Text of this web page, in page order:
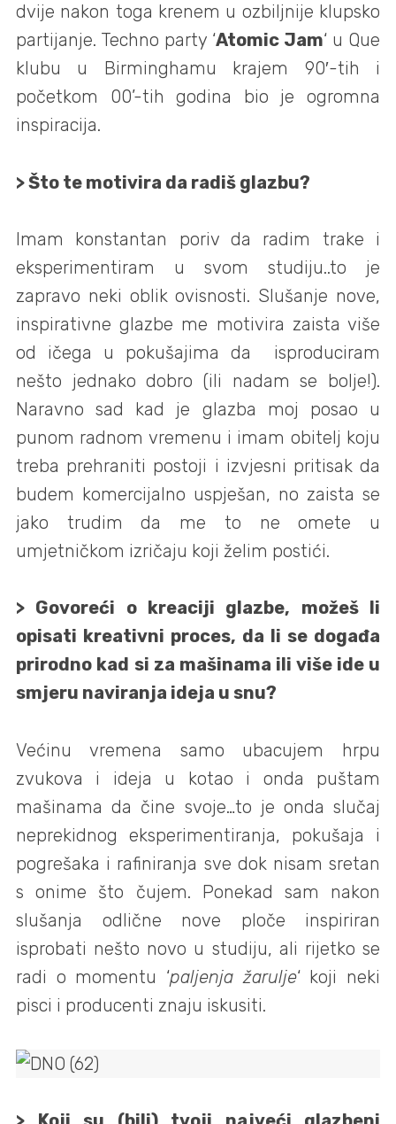
dvije nakon toga krenem u ozbiljnije klupsko
partijanje. Techno party ‘Atomic Jam‘ u Que
klubu u Birminghamu krajem 90′-tih i
početkom 00’-tih godina bio je ogromna
inspiracija.
> Što te motivira da radiš glazbu?
Imam konstantan poriv da radim trake i
eksperimentiram u svom studiju..to je
zapravo neki oblik ovisnosti. Slušanje nove,
inspirativne glazbe me motivira zaista više
od ičega u pokušajima da isproduciram
nešto jednako dobro (ili nadam se bolje!).
Naravno sad kad je glazba moj posao u
punom radnom vremenu i imam obitelj koju
treba prehraniti postoji i izvjesni pritisak da
budem komercijalno uspješan, no zaista se
jako trudim da me to ne omete u
umjetničkom izričaju koji želim postići.
> Govoreći o kreaciji glazbe, možeš li
opisati kreativni proces, da li se događa
prirodno kad si za mašinama ili više ide u
smjeru naviranja ideja u snu?
Većinu vremena samo ubacujem hrpu
zvukova i ideja u kotao i onda puštam
mašinama da čine svoje…to je onda slučaj
neprekidnog eksperimentiranja, pokušaja i
pogrešaka i rafiniranja sve dok nisam sretan
s onime što čujem. Ponekad sam nakon
slušanja odlične nove ploče inspiriran
isprobati nešto novo u studiju, ali rijetko se
radi o momentu ‘paljenja žarulje‘ koji neki
pisci i producenti znaju iskusiti.